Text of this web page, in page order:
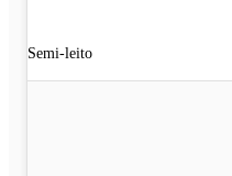
Semi-leito